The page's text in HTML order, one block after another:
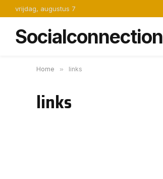
vrijdag, augustus 7
Socialconnection
Home » links
links